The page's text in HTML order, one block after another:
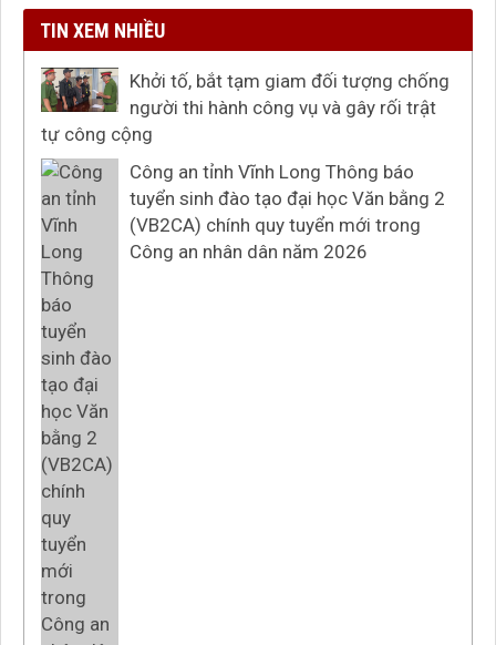
TIN XEM NHIỀU
Khởi tố, bắt tạm giam đối tượng chống
người thi hành công vụ và gây rối trật
tự công cộng
Công an tỉnh Vĩnh Long Thông báo
tuyển sinh đào tạo đại học Văn bằng 2
(VB2CA) chính quy tuyển mới trong
Công an nhân dân năm 2026